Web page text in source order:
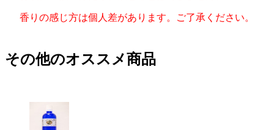
香りの感じ方は個人差があります。ご了承ください。
その他のオススメ商品